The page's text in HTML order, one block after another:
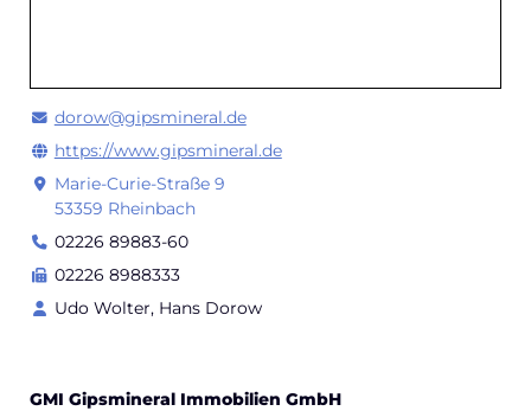
dorow@gipsmineral.de
https://www.gipsmineral.de
Marie-Curie-Straße 9
53359 Rheinbach
02226 89883-60
02226 8988333
Udo Wolter, Hans Dorow
GMI Gipsmineral Immobilien GmbH